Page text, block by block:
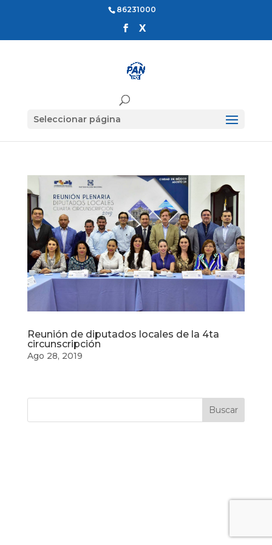
86231000
Seleccionar página
Reunión de diputados locales de la 4ta
circunscripción
Ago 28, 2019